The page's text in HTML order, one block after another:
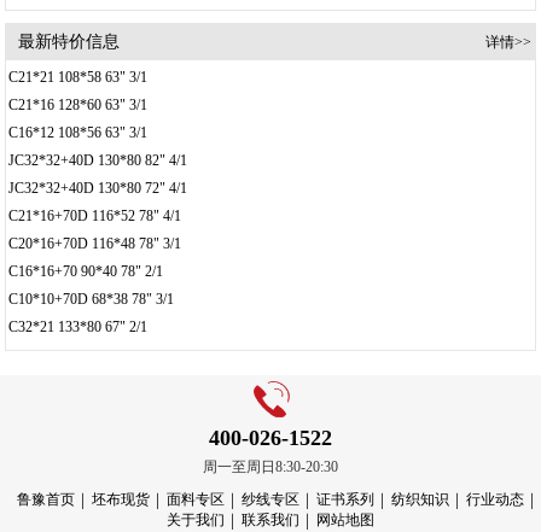
最新特价信息 详情>>
C21*21 108*58 63" 3/1
C21*16 128*60 63" 3/1
C16*12 108*56 63" 3/1
JC32*32+40D 130*80 82" 4/1
JC32*32+40D 130*80 72" 4/1
C21*16+70D 116*52 78" 4/1
C20*16+70D 116*48 78" 3/1
C16*16+70 90*40 78" 2/1
C10*10+70D 68*38 78" 3/1
C32*21 133*80 67" 2/1
400-026-1522
周一至周日8:30-20:30
鲁豫首页
坯布现货 面料专区 纱线专区 证书系列 纺织知识
行业动态
关于我们
联系我们 网站地图